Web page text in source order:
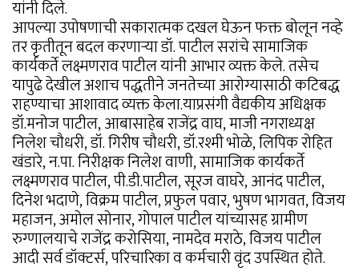
यांनी दिले.
आपल्या उपोषणाची सकारात्मक दखल घेऊन फक्त बोलून नव्हे
तर कृतीतून बदल करणाऱ्या डॉ. पाटील सरांचे सामाजिक
कार्यकर्ते लक्ष्मणराव पाटील यांनी आभार व्यक्त केले. तसेच
यापुढे देखील अशाच पद्धतीने जनतेच्या आरोग्यासाठी कटिबद्ध
राहण्याचा आशावाद व्यक्त केला.याप्रसंगी वैद्यकीय अधिक्षक
डॉ.मनोज पाटील, आबासाहेब राजेंद्र वाघ, माजी नगराध्यक्ष
निलेश चौधरी, डॉ. गिरीष चौधरी, डॉ.रश्मी भोळे, लिपिक रोहित
खंडारे, न.पा. निरीक्षक निलेश वाणी, सामाजिक कार्यकर्ते
लक्ष्मणराव पाटील, पी.डी.पाटील, सूरज वाघरे, आनंद पाटील,
दिनेश भदाणे, विक्रम पाटील, प्रफुल पवार, भुषण भागवत, विजय
महाजन, अमोल सोनार, गोपाल पाटील यांच्यासह ग्रामीण
रुग्णालयाचे राजेंद्र करोसिया, नामदेव मराठे, विजय पाटील
आदी सर्व डॉक्टर्स, परिचारिका व कर्मचारी वृंद उपस्थित होते.